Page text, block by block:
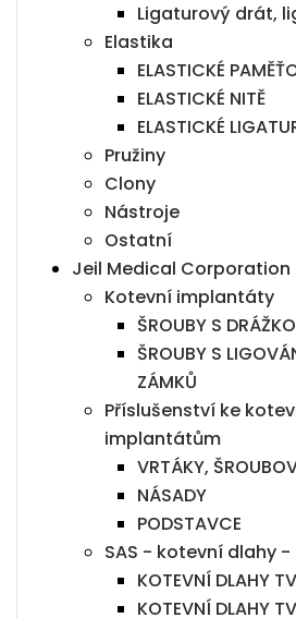
Ligaturový drát,
Elastika
ELASTICKÉ
ELASTICKÉ NITĚ
ELASTICKÉ
Pružiny
Clony
Nástroje
Ostatní
Jeil Medical Corporation
Kotevní implantáty
ŠROUBY S
ŠROUBY S
ZÁMKŮ
Příslušenství ke
implantátům
VRTÁKY,
NÁSADY
PODSTAVCE
SAS - kotevní dlahy
KOTEVNÍ DLAHY
KOTEVNÍ DLAHY